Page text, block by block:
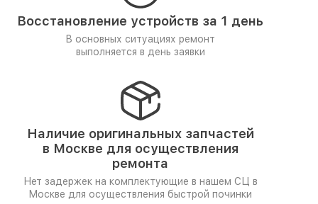
Восстановление устройств за 1 день
В основных ситуациях ремонт
выполняется в день заявки
Наличие оригинальных запчастей
в Москве для осуществления
ремонта
Нет задержек на комплектующие в нашем СЦ в
Москве для осуществления быстрой починки